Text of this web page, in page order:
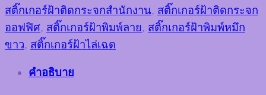
สติ๊กเกอร์ฝ้าติดกระจกสำนักงาน, สติ๊กเกอร์ฝ้าติดกระจก
ออฟฟิศ, สติ๊กเกอร์ฝ้าพิมพ์ลาย, สติ๊กเกอร์ฝ้าพิมพ์หมึก
ขาว, สติ๊กเกอร์ฝ้าไล่เฉด
คำอธิบาย